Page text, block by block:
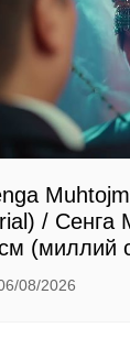
i
i
/ Сенга
(миллий
08/2026